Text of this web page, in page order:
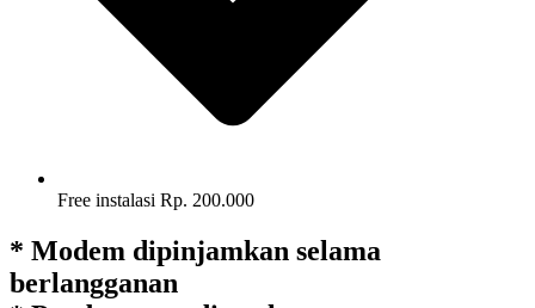
Free instalasi Rp. 200.000
* Modem dipinjamkan selama
berlangganan